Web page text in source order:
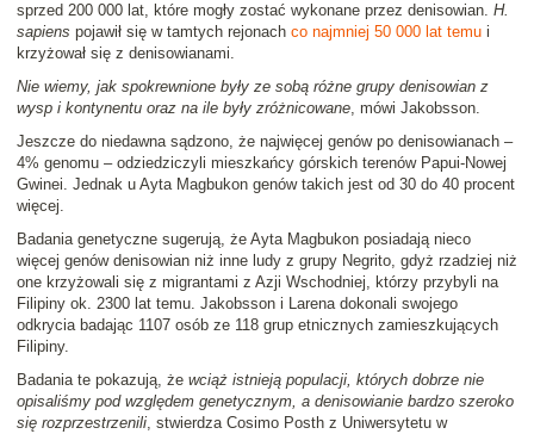
sprzed 200 000 lat, które mogły zostać wykonane przez denisowian. H.
sapiens pojawił się w tamtych rejonach co najmniej 50 000 lat temu i
krzyżował się z denisowianami.
Nie wiemy, jak spokrewnione były ze sobą różne grupy denisowian z
wysp i kontynentu oraz na ile były zróżnicowane, mówi Jakobsson.
Jeszcze do niedawna sądzono, że najwięcej genów po denisowianach –
4% genomu – odziedziczyli mieszkańcy górskich terenów Papui-Nowej
Gwinei. Jednak u Ayta Magbukon genów takich jest od 30 do 40 procent
więcej.
Badania genetyczne sugerują, że Ayta Magbukon posiadają nieco
więcej genów denisowian niż inne ludy z grupy Negrito, gdyż rzadziej niż
one krzyżowali się z migrantami z Azji Wschodniej, którzy przybyli na
Filipiny ok. 2300 lat temu. Jakobsson i Larena dokonali swojego
odkrycia badając 1107 osób ze 118 grup etnicznych zamieszkujących
Filipiny.
Badania te pokazują, że wciąż istnieją populacji, których dobrze nie
opisaliśmy pod względem genetycznym, a denisowianie bardzo szeroko
się rozprzestrzenili, stwierdza Cosimo Posth z Uniwersytetu w